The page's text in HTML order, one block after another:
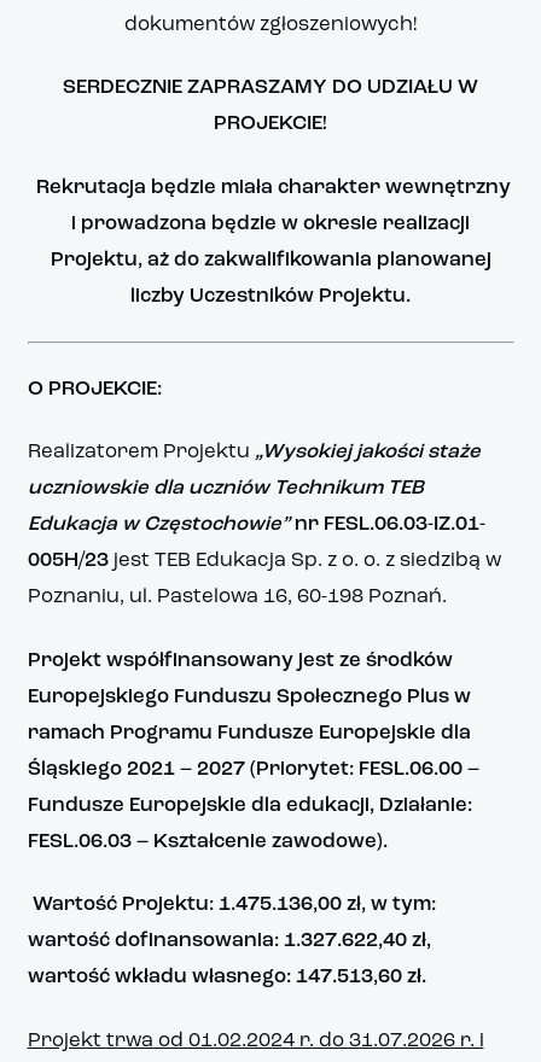
dokumentów zgłoszeniowych!
SERDECZNIE ZAPRASZAMY DO UDZIAŁU W
PROJEKCIE!
Rekrutacja będzie miała charakter wewnętrzny
i prowadzona będzie w okresie realizacji
Projektu, aż do zakwalifikowania planowanej
liczby Uczestników Projektu.
O PROJEKCIE:
Realizatorem Projektu „Wysokiej jakości staże
uczniowskie dla uczniów Technikum TEB
Edukacja w Częstochowie”nr FESL.06.03-IZ.01-
005H/23jest TEB Edukacja Sp. z o. o. z siedzibą w
Poznaniu, ul. Pastelowa 16, 60-198 Poznań.
Projekt współfinansowany jest ze środków
Europejskiego Funduszu Społecznego Plus w
ramach Programu Fundusze Europejskie dla
Śląskiego 2021 – 2027 ( Priorytet: FESL.06.00 –
Fundusze Europejskie dla edukacji, Działanie:
FESL.06.03 – Kształcenie zawodowe).
Wartość Projektu: 1.475.136,00 zł, w tym:
wartość dofinansowania: 1.327.622,40 zł,
wartość wkładu własnego: 147.513,60 zł.
Projekt trwa od 01.02.2024 r. do 31.07.2026 r. i